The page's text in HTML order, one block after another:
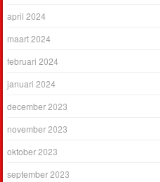
april 2024
maart 2024
februari 2024
januari 2024
december 2023
november 2023
oktober 2023
september 2023